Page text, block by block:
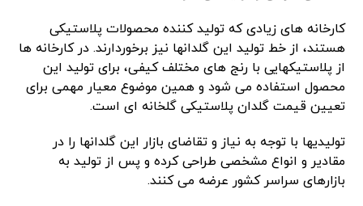
کارخانه های زیادی که تولید کننده محصولات پلاستیکی
هستند، از خط تولید این گلدانها نیز برخوردارند. در کارخانه ها
از پلاستیکهایی با رنج های مختلف کیفی، برای تولید این
محصول استفاده می شود و همین موضوع معیار مهمی برای
تعیین قیمت گلدان پلاستیکی گلخانه ای است.
تولیدیها با توجه به نیاز و تقاضای بازار این گلدانها را در
مقادیر و انواع مشخصی طراحی کرده و پس از تولید به
بازارهای سراسر کشور عرضه می کنند.